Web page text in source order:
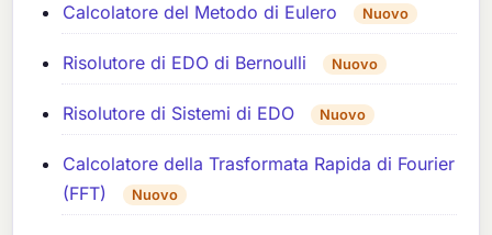
Calcolatore del Metodo di Eulero Nuovo
Risolutore di EDO di Bernoulli Nuovo
Risolutore di Sistemi di EDO Nuovo
Calcolatore della Trasformata Rapida di Fourier
(FFT)
Nuovo